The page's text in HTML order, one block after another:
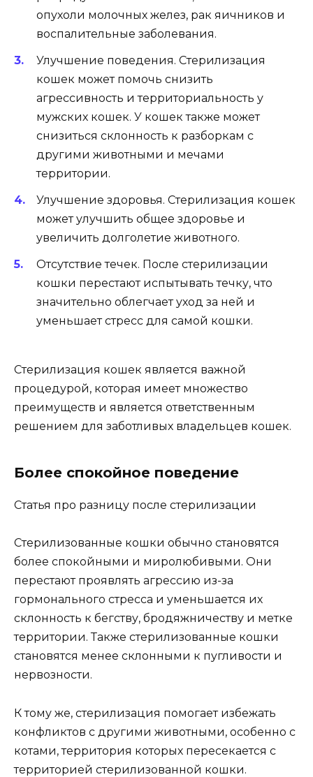
опухоли молочных желез, рак яичников и
воспалительные заболевания.
Улучшение поведения. Стерилизация
кошек может помочь снизить
агрессивность и территориальность у
мужских кошек. У кошек также может
снизиться склонность к разборкам с
другими животными и мечами
территории.
Улучшение здоровья. Стерилизация кошек
может улучшить общее здоровье и
увеличить долголетие животного.
Отсутствие течек. После стерилизации
кошки перестают испытывать течку, что
значительно облегчает уход за ней и
уменьшает стресс для самой кошки.
Стерилизация кошек является важной
процедурой, которая имеет множество
преимуществ и является ответственным
решением для заботливых владельцев кошек.
Более спокойное поведение
Статья про разницу после стерилизации
Стерилизованные кошки обычно становятся
более спокойными и миролюбивыми. Они
перестают проявлять агрессию из-за
гормонального стресса и уменьшается их
склонность к бегству, бродяжничеству и метке
территории. Также стерилизованные кошки
становятся менее склонными к пугливости и
нервозности.
К тому же, стерилизация помогает избежать
конфликтов с другими животными, особенно с
котами, территория которых пересекается с
территорией стерилизованной кошки.